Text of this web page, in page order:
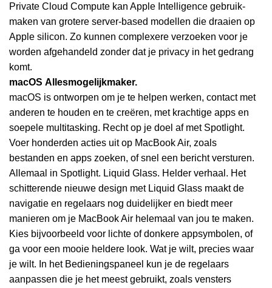
Private Cloud Compute kan Apple Intelligence gebruik­
maken van grotere server-based modellen die draaien op
Apple silicon. Zo kunnen complexere verzoeken voor je
worden afgehandeld zonder dat je privacy in het gedrang
komt.
macOS Alles­mogelijk­maker.
macOS is ontworpen om je te helpen werken, contact met
anderen te houden en te creëren, met krachtige apps en
soepele multitasking. Recht op je doel af met Spotlight.
Voer honderden acties uit op MacBook Air, zoals
bestanden en apps zoeken, of snel een bericht versturen.
Allemaal in Spotlight. Liquid Glass. Helder verhaal. Het
schitterende nieuwe design met Liquid Glass maakt de
navigatie en regelaars nog duidelijker en biedt meer
manieren om je MacBook Air helemaal van jou te maken.
Kies bijvoorbeeld voor lichte of donkere app­symbolen, of
ga voor een mooie heldere look. Wat je wilt, precies waar
je wilt. In het Bedieningspaneel kun je de regelaars
aanpassen die je het meest gebruikt, zoals vensters